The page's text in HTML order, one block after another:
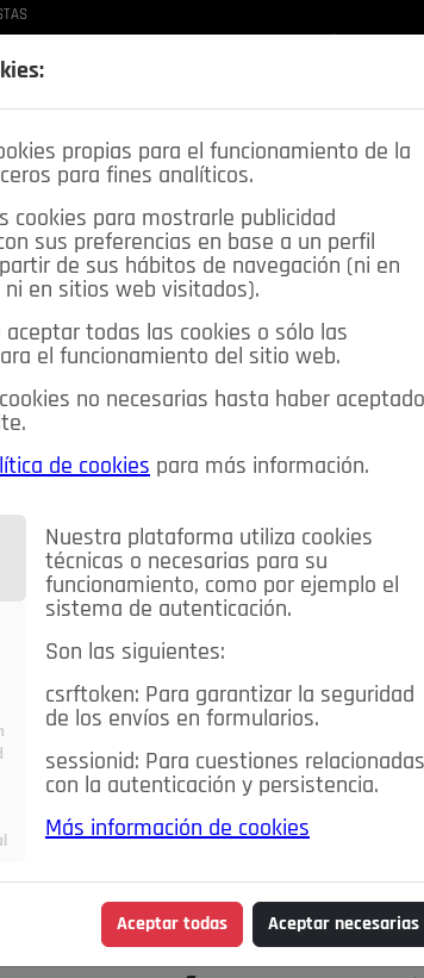
CRÓNICAS DE
OPINIÓN IN SALUD 🔴 EN DIRECTO
Economía
Educación
propias para el funcionamiento de la
para fines analíticos.
cookies para mostrarle publicidad
sus preferencias en base a un perfil
de sus hábitos de navegación (ni en
en sitios web visitados).
aceptar todas las cookies o sólo las
el funcionamiento del sitio web.
no necesarias hasta haber aceptado
de cookies para más información.
Nuestra plataforma utiliza cookies
técnicas o necesarias para su
funcionamiento, como por ejemplo el
sistema de autenticación.
Son las siguientes:
csrftoken: Para garantizar la seguridad
de los envíos en formularios.
sessionid: Para cuestiones relacionadas
con la autenticación y persistencia.
Más información de cookies
Aceptar todas Aceptar necesarias